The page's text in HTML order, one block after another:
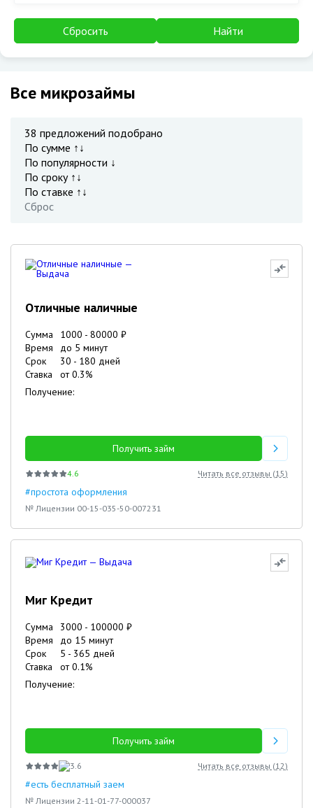
Сбросить Найти
Все микрозаймы
38 предложений подобрано
По сумме ↑↓
По популярности ↓
По сроку ↑↓
По ставке ↑↓
Сброс
Отличные наличные
Сумма 1000 - 80000 ₽
Время
до 5 минут
Срок
30 - 180 дней
Ставка
от0.3%
Получение:
Получить займ
4.6 Читать все отзывы (15)
#простота оформления
№ Лицензии 00-15-035-50-007231
Миг Кредит
Сумма 3000 - 100000 ₽
Время
до 15 минут
Срок
5 - 365 дней
Ставка
от0.1%
Получение:
Получить займ
3.6 Читать все отзывы (12)
#есть бесплатный заем
№ Лицензии 2-11-01-77-000037